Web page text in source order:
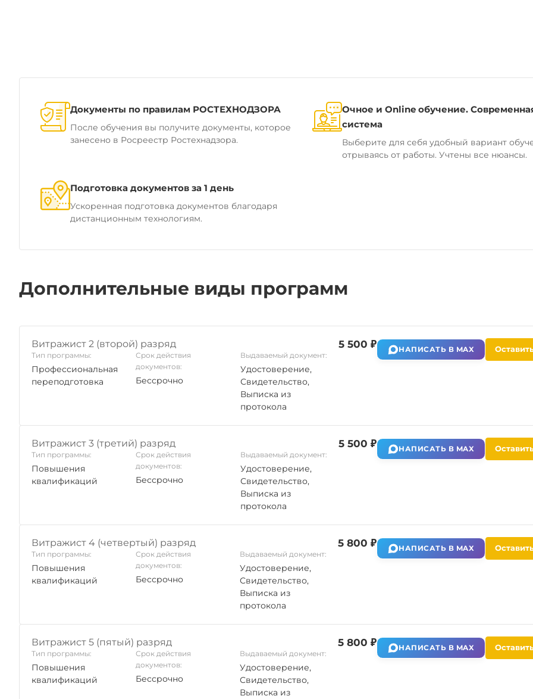
Документы по правилам РОСТЕХНОДЗОРА
После обучения вы получите документы, которое
занесено в Росреестр Ростехнадзора.
Очное и Online обучение.
система
Выберите для себя удобный вариант
отрываясь от работы. Учтены все нюансы.
Подготовка документов за 1 день
Ускоренная подготовка документов благодаря
дистанционным технологиям.
Дополнительные виды программ
Витражист 2 (второй) разряд
Тип программы:
Профессиональная
переподготовка
Срок действия
документов:
Бессрочно
Выдаваемый документ:
Удостоверение,
Свидетельство,
Выписка из
протокола
5 500 ₽ НАПИСАТЬ В MAX
Витражист 3 (третий) разряд
Тип программы:
Повышения
квалификаций
Срок действия
документов:
Бессрочно
Выдаваемый документ:
Удостоверение,
Свидетельство,
Выписка из
протокола
5 500 ₽ НАПИСАТЬ В MAX
Витражист 4 (четвертый) разряд
Тип программы:
Повышения
квалификаций
Срок действия
документов:
Бессрочно
Выдаваемый документ:
Удостоверение,
Свидетельство,
Выписка из
протокола
5 800 ₽ НАПИСАТЬ В MAX
Витражист 5 (пятый) разряд
Тип программы:
Повышения
квалификаций
Срок действия
документов:
Бессрочно
Выдаваемый документ:
Удостоверение,
Свидетельство,
Выписка из
5 800 ₽ НАПИСАТЬ В MAX